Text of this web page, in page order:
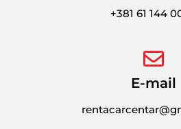
+381 61 144
E-mail